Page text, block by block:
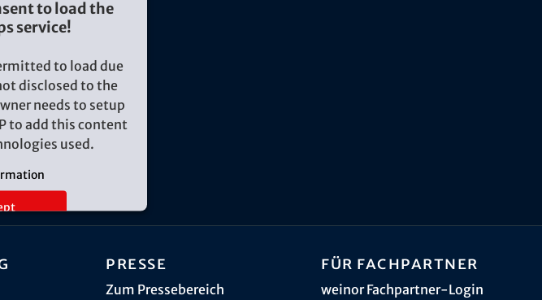
Presse
Zum Pressebereich
Für Fachpartner
weinor Fachpartner-Login
to load the
service!
to load due
disclosed to the
needs to setup
to add this content
used.